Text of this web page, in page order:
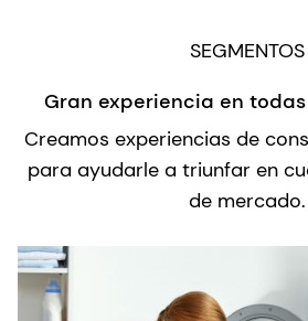
SEGMENTOS
Gran experiencia en
Creamos experiencias de
para ayudarle a triunfar en
de mercado.